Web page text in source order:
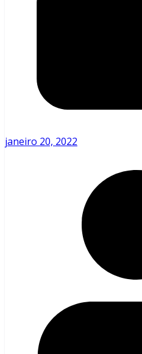
janeiro 20, 2022